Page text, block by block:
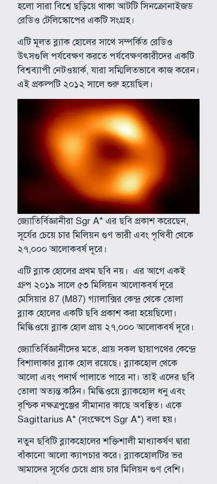
হলো সারা বিশ্বে ছড়িয়ে থাকা আটটি সিনক্রোনাইজড
রেডিও টেলিস্কোপের একটি সংগ্রহ।
এটি মূলত ব্ল্যাক হোলের সাথে সম্পর্কিত রেডিও
উৎসগুলি পর্যবেক্ষণ করতে পর্যবেক্ষণকারীদের একটি
বিশ্বব্যাপী নেটওয়ার্ক, যারা সম্মিলিতভাবে কাজ করেন।
এই প্রকল্পটি ২০১২ সালে শুরু হয়েছিল।
জ্যোতির্বিজ্ঞানীরা Sgr A* এর ছবি প্রকাশ করেছেন,
সূর্যের চেয়ে চার মিলিয়ন গুণ ভারী এবং পৃথিবী থেকে
২৭,০০০ আলোকবর্ষ দূরে।
এটি ব্ল্যাক হোলের প্রথম ছবি নয়। এর আগে একই
গ্রুপ ২০১৯ সালে ৫৩ মিলিয়ন আলোকবর্ষ দূরে
মেসিয়ার 87 (M87) গ্যালাক্সির কেন্দ্র থেকে তোলা
ব্ল্যাক হোলের একটি ছবি প্রকাশ করা হয়েছিলো।
মিল্কিওয়ে ব্ল্যাক হোল প্রায় ২৭,০০০ আলোকবর্ষ দূরে।
জ্যোতির্বিজ্ঞানীদের মতে, প্রায় সকল ছায়াপথের কেন্দ্রে
বিশালাকার ব্ল্যাক হোল রয়েছে। ব্ল্যাকহোল থেকে
আলো এবং পদার্থ পালাতে পারে না। তাই এদের ছবি
তোলা অত্যন্ত কঠিন। মিল্কিওয়ে ব্ল্যাকহোল ধনু এবং
বৃশ্চিক নক্ষত্রপুঞ্জের সীমানার কাছে অবস্থিত। একে
Sagittarius A* (সংক্ষেপে Sgr A*) বলা হয়।
নতুন ছবিটি ব্ল্যাকহোলের শক্তিশালী মাধ্যাকর্ষণ দ্বারা
বাঁকানো আলো ক্যাপচার করে। ব্ল্যাকহোলটির ভর
আমাদের সূর্যের চেয়ে প্রায় চার মিলিয়ন গুণ বেশি।